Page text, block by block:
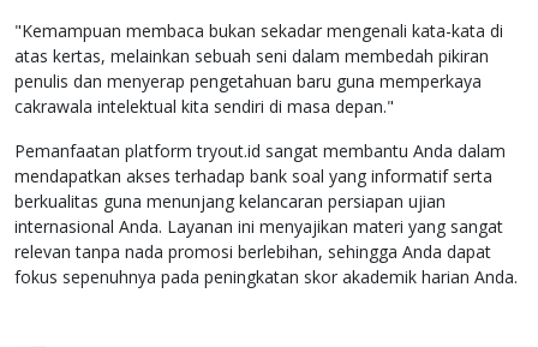
"Kemampuan membaca bukan sekadar mengenali kata-kata di
atas kertas, melainkan sebuah seni dalam membedah pikiran
penulis dan menyerap pengetahuan baru guna memperkaya
cakrawala intelektual kita sendiri di masa depan."
Pemanfaatan platform tryout.id sangat membantu Anda dalam
mendapatkan akses terhadap bank soal yang informatif serta
berkualitas guna menunjang kelancaran persiapan ujian
internasional Anda. Layanan ini menyajikan materi yang sangat
relevan tanpa nada promosi berlebihan, sehingga Anda dapat
fokus sepenuhnya pada peningkatan skor akademik harian Anda.